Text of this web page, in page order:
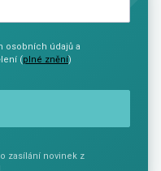
osobních údajů a
(plné znění)
zasílání novinek z